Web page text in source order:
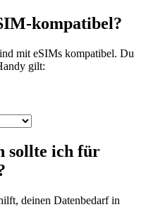
kompatibel?
mit eSIMs kompatibel. Du
gilt:
sollte ich für
deinen Datenbedarfin